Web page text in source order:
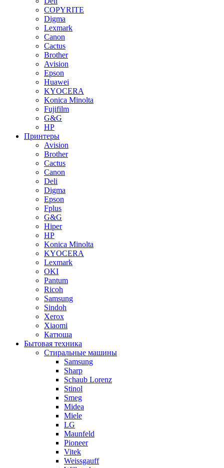
COPYRITE
Digma
Lexmark
Canon
Cactus
Brother
Avision
Epson
Huawei
KYOCERA
Konica Minolta
Fujifilm
G&G
HP
Принтеры
Avision
Brother
Cactus
Canon
Deli
Digma
Epson
Fplus
G&G
Hiper
HP
Konica Minolta
KYOCERA
Lexmark
OKI
Pantum
Ricoh
Samsung
Sindoh
Xerox
Xiaomi
Катюша
Бытовая техника
Стиральные машины
Samsung
Sharp
Schaub Lorenz
Stinol
Smeg
Midea
Miele
LG
Maunfeld
Pioneer
Vitek
Weissgauff